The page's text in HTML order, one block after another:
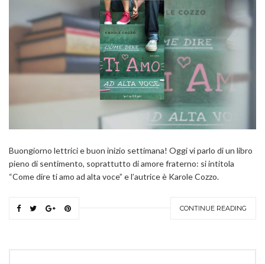
Buongiorno lettrici e buon inizio settimana! Oggi vi parlo di un libro
pieno di sentimento, soprattutto di amore fraterno: si intitola
“Come dire ti amo ad alta voce” e l’autrice è Karole Cozzo.
CONTINUE READING